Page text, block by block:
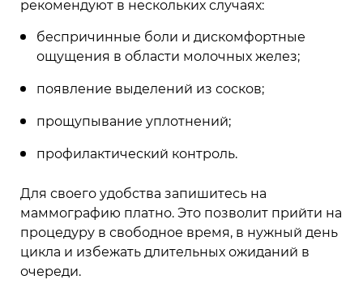
рекомендуют в нескольких случаях:
беспричинные боли и дискомфортные
ощущения в области молочных желез;
появление выделений из сосков;
прощупывание уплотнений;
профилактический контроль.
Для своего удобства запишитесь на
маммографию платно. Это позволит прийти на
процедуру в свободное время, в нужный день
цикла и избежать длительных ожиданий в
очереди.